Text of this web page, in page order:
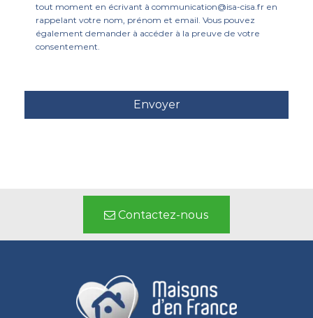
tout moment en écrivant à communication@isa-cisa.fr en
rappelant votre nom, prénom et email. Vous pouvez
également demander à accéder à la preuve de votre
consentement.
Contactez-nous